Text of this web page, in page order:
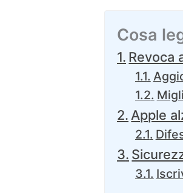
Cosa
Revoca
Apple